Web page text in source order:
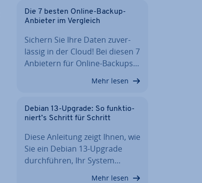
Die 7 besten Online-Backup-
Anbieter im Vergleich
Sichern Sie Ihre Daten zu­ver­
läs­sig in der Cloud! Bei diesen 7
Anbietern für Online-Backups…
Mehr lesen
Debian 13-Upgrade: So funk­tio­
niert’s Schritt für Schritt
Diese Anleitung zeigt Ihnen, wie
Sie ein Debian 13-Upgrade
durch­füh­ren, Ihr System…
Mehr lesen